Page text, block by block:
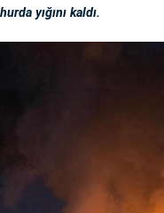
hurda yığını kaldı.